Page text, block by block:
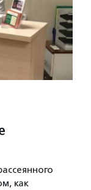
как